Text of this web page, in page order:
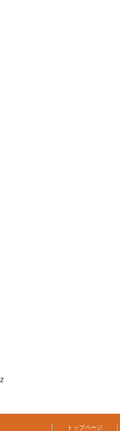
z
トップページ